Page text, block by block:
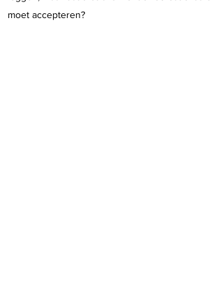
moet accepteren?